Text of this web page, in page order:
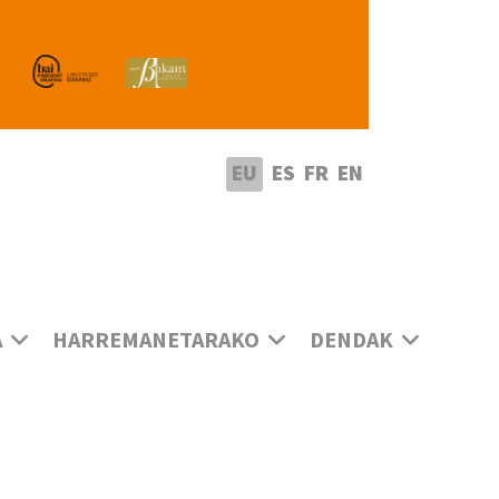
EU ES FR EN
HARREMANETARAKO
DENDAK